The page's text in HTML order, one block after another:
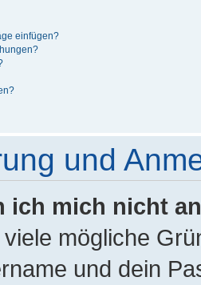
einfügen?
und
ich mich nicht
mögliche
und dein